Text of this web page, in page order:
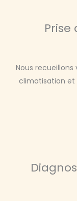
Nous
climatisation et